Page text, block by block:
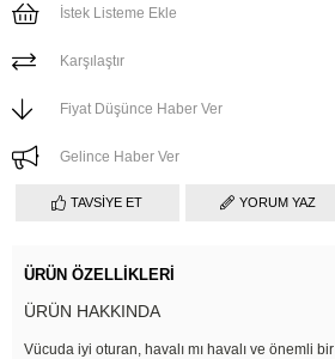
İstek Listeme Ekle
Karşılaştır
Fiyat Düşünce Haber Ver
Gelince Haber Ver
TAVSIYE ET YORUM YAZ
ÜRÜN ÖZELLIKLERI
ÜRÜN HAKKINDA
Vücuda iyi oturan, havalı mı havalı ve önemli